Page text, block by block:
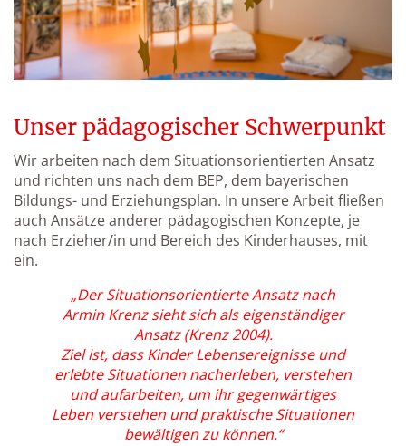
Unser pädagogischer Schwerpunkt
Wir arbeiten nach dem Situationsorientierten Ansatz
und richten uns nach dem BEP, dem bayerischen
Bildungs- und Erziehungsplan. In unsere Arbeit fließen
auch Ansätze anderer pädagogischen Konzepte, je
nach Erzieher/in und Bereich des Kinderhauses, mit
ein.
„Der Situationsorientierte Ansatz nach
Armin Krenz sieht sich als eigenständiger
Ansatz (Krenz 2004).
Ziel ist, dass Kinder Lebensereignisse und
erlebte Situationen nacherleben, verstehen
und aufarbeiten, um ihr gegenwärtiges
Leben verstehen und praktische Situationen
bewältigen zu können.“